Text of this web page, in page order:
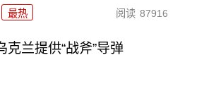
最热 阅读 87916
兰提供“战斧”导弹